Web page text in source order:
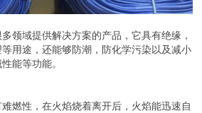
领域提供解决方案的产品，它具有绝缘，
用途，还能够防潮，防化学污染以及减小
能等功能。
燃性，在火焰烧着离开后，火焰能迅速自